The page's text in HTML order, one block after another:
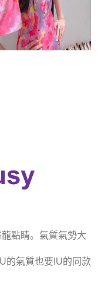
點睛。氣質氣勢大
的氣質也要IU的同款